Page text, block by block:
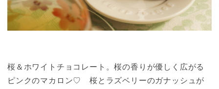
桜＆ホワイトチョコレート。桜の香りが優しく広がる
ピンクのマカロン♡ 桜とラズベリーのガナッシュが